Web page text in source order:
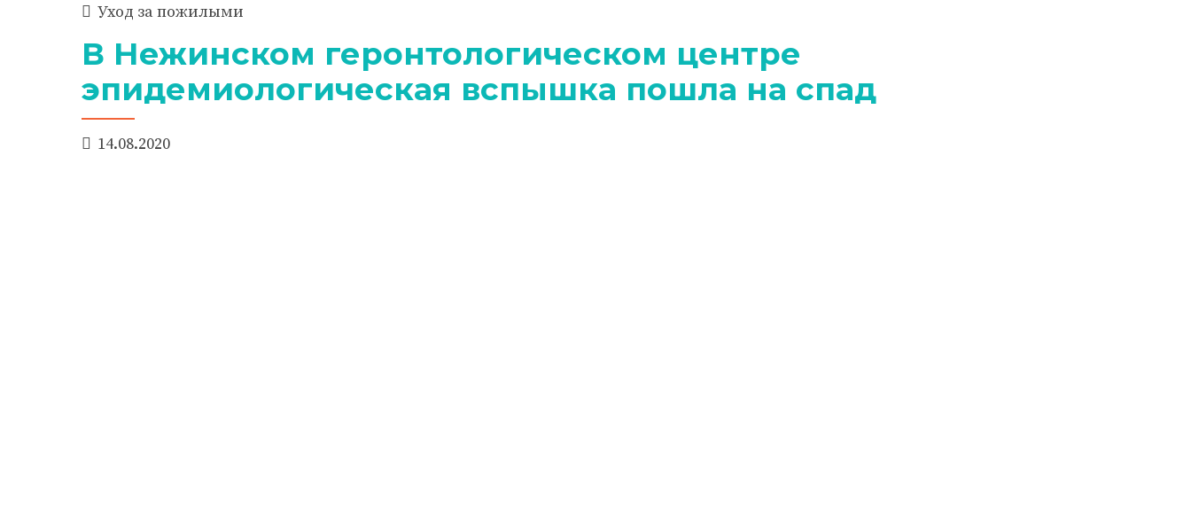
Уход за пожилыми
В Нежинском геронтологическом центре
эпидемиологическая вспышка пошла на спад
14.08.2020